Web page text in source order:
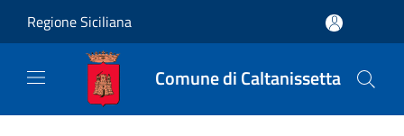
Regione Siciliana
Comune di Caltanissetta